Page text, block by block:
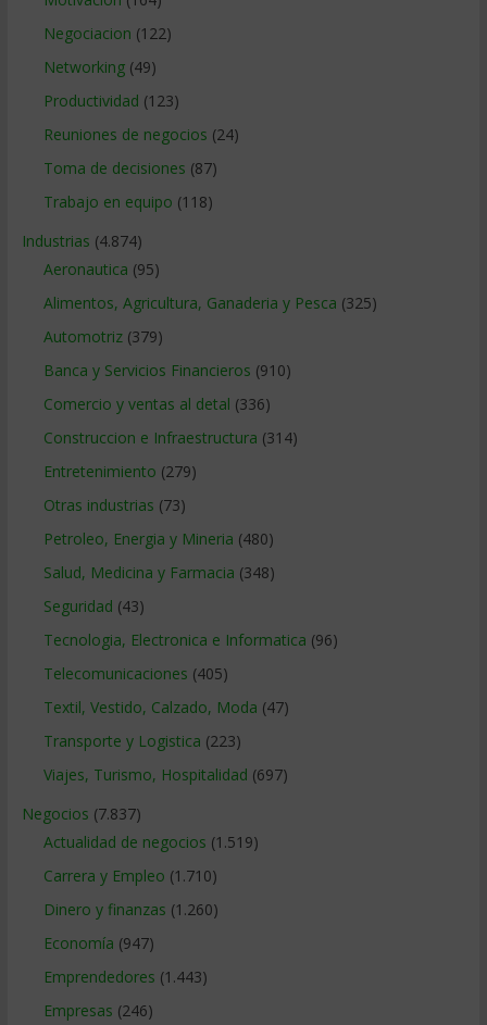
Negociacion (122)
Networking(49)
Productividad (123)
Reuniones de negocios (24)
Toma de decisiones (87)
Trabajo en equipo (118)
Industrias (4.874)
Aeronautica (95)
Alimentos, Agricultura, Ganaderia y Pesca (325)
Automotriz(379)
Banca y Servicios Financieros (910)
Comercio y ventas al detal (336)
Construccion e Infraestructura (314)
Entretenimiento (279)
Otras industrias (73)
Petroleo, Energia y Mineria (480)
Salud, Medicina y Farmacia (348)
Seguridad (43)
Tecnologia, Electronica e Informatica (96)
Telecomunicaciones (405)
Textil, Vestido, Calzado, Moda (47)
Transporte y Logistica (223)
Viajes, Turismo, Hospitalidad (697)
Negocios (7.837)
Actualidad de negocios (1.519)
Carrera y Empleo (1.710)
Dinero y finanzas (1.260)
Economía (947)
Emprendedores (1.443)
Empresas (246)